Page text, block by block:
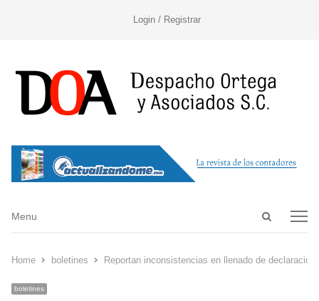
Login / Registrar
Open
Menu
Menu
Home boletines Reportan inconsistencias en llenado de
boletines